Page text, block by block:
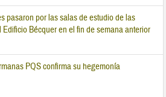
pasaron por las salas de estudio de las
Bécquer en el fin de semana anterior
PQS confirma su hegemonía